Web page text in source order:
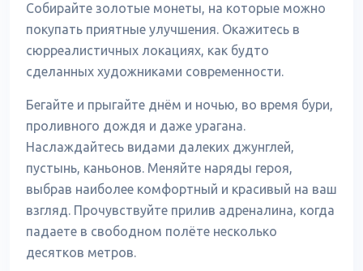
Собирайте золотые монеты, на которые можно
покупать приятные улучшения. Окажитесь в
сюрреалистичных локациях, как будто
сделанных художниками современности.
Бегайте и прыгайте днём и ночью, во время бури,
проливного дождя и даже урагана.
Наслаждайтесь видами далеких джунглей,
пустынь, каньонов. Меняйте наряды героя,
выбрав наиболее комфортный и красивый на ваш
взгляд. Прочувствуйте прилив адреналина, когда
падаете в свободном полёте несколько
десятков метров.